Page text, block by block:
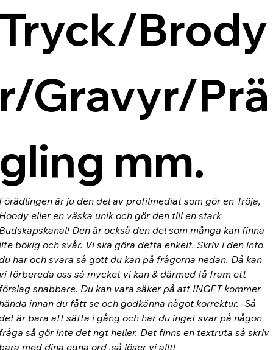
Brody
Gravyr/Prä
mm.
är ju den del av profilmediat som gör en Tröja,
eller en väska unik och gör den till en stark
Den är också den del som många kan finna
bökig och svår. Vi ska göra detta enkelt. Skriv i den info
har och svara så gott du kan på frågorna nedan. Då kan
förbereda oss så mycket vi kan & därmed få fram ett
snabbare. Du kan vara säker på att INGET kommer
innan du fått se och godkänna något korrektur. -Så
är bara att sätta i gång och har du inget svar på någon
så gör inte det ngt heller. Det finns en textruta så skriv
med dina egna ord ,så löser vi allt!